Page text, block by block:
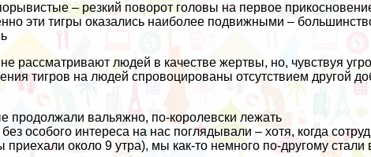
– резкий поворот головы на первое
эти тигры оказались наиболее подвижными –
рассматривают людей в качестве жертвы, но, чувствуя
тигров на людей спровоцированы отсутствием другой
продолжали вальяжно, по-королевски лежать
особого интереса на нас поглядывали – хотя, когда
приехали около 9 утра), мы как-то немного по-другому